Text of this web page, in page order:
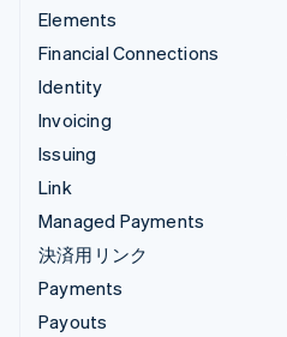
Elements
Financial Connections
Identity
Invoicing
Issuing
Link
Managed Payments
決済用リンク
Payments
Payouts